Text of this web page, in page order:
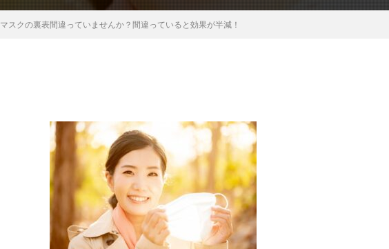
マスクの裏表間違っていませんか？間違っていると効果が半減！